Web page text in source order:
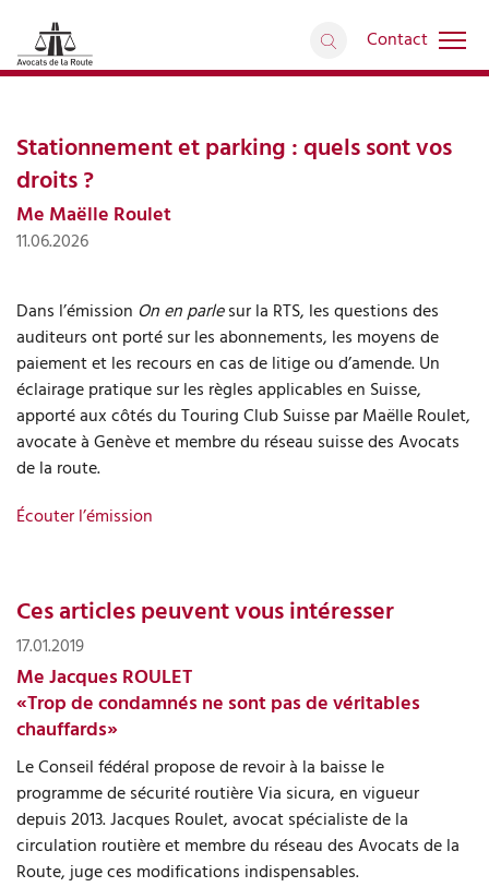
Contact
Interventions médiatiques
retour
Stationnement et parking : quels sont vos
droits ?
Me Maëlle Roulet
11.06.2026
Dans l’émission On en parlesur la RTS, les questions des
auditeurs ont porté sur les abonnements, les moyens de
paiement et les recours en cas de litige ou d’amende. Un
éclairage pratique sur les règles applicables en Suisse,
apporté aux côtés du Touring Club Suisse par Maëlle Roulet,
avocate à Genève et membre du réseau suisse des Avocats
de la route.
Écouter l’émission
Ces articles peuvent vous intéresser
17.01.2019
Me Jacques ROULET
«Trop de condamnés ne sont pas de véritables
chauffards»
Le Conseil fédéral propose de revoir à la baisse le
programme de sécurité routière Via sicura, en vigueur
depuis 2013. Jacques Roulet, avocat spécialiste de la
circulation routière et membre du réseau des Avocats de la
Route, juge ces modifications indispensables.